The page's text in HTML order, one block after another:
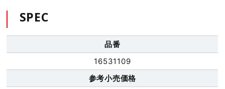
SPEC
品番
16531109
参考小売価格